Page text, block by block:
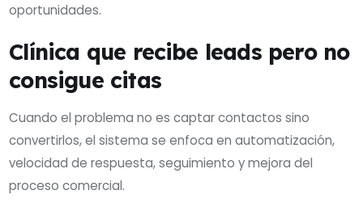
oportunidades.
Clínica que recibe leads pero no
consigue citas
Cuando el problema no es captar contactos sino
convertirlos, el sistema se enfoca en automatización,
velocidad de respuesta, seguimiento y mejora del
proceso comercial.